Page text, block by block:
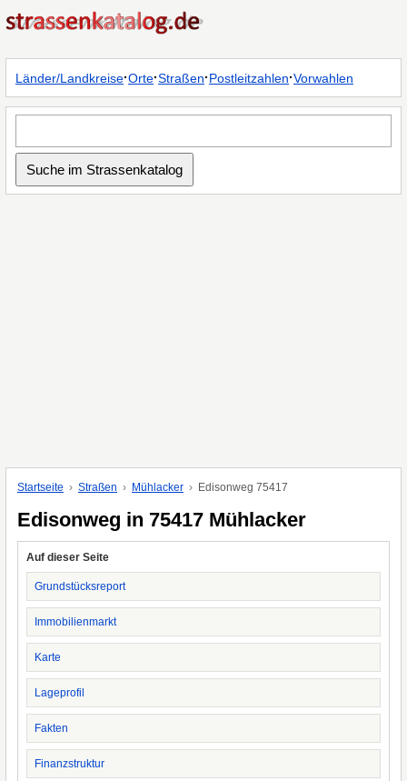
Länder/Landkreise·Orte·Straßen·Postleitzahlen·Vorwahlen
Startseite Straßen Mühlacker Edisonweg 75417
Edisonweg in 75417 Mühlacker
Auf dieser Seite
Grundstücksreport
Immobilienmarkt
Karte
Lageprofil
Fakten
Finanzstruktur